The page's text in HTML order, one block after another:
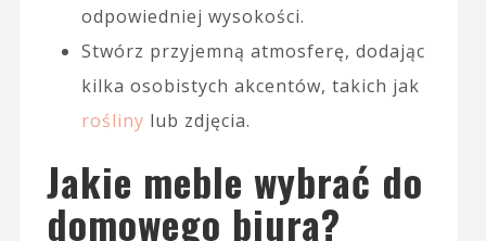
odpowiedniej wysokości.
Stwórz przyjemną atmosferę, dodając
kilka osobistych akcentów, takich jak
rośliny lub zdjęcia.
Jakie meble wybrać do
domowego biura?